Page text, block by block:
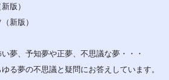
版）
新版）
夢、予知夢や正夢、不思議な夢・・・
る夢の不思議と疑問にお答えしています。